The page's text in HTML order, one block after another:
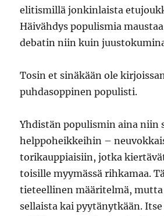
elitismillä jonkinlaista
Häivähdys populismia
debatin niin kuin
Tosin et sinäkään ole
puhdasoppinen populisti.
Yhdistän populismin aina niin
helppoheikkeihin –
torikauppiaisiin, jotka
toisille myymässä rihkamaa.
tieteellinen määritelmä,
sellaista kai pyytänytkään.